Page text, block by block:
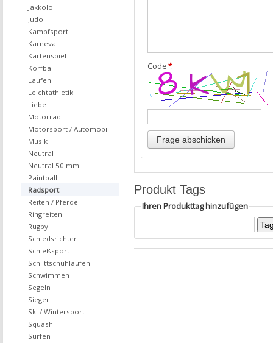
Code*:
Produkt Tags
Ihren Produkttag hinzufügen
Jakkolo
Judo
Kampfsport
Karneval
Kartenspiel
Korfball
Laufen
Leichtathletik
Liebe
Motorrad
Motorsport / Automobil
Musik
Neutral
Neutral 50 mm
Paintball
Radsport
Reiten / Pferde
Ringreiten
Rugby
Schiedsrichter
Schießsport
Schlittschuhlaufen
Schwimmen
Segeln
Sieger
Ski / Wintersport
Squash
Surfen